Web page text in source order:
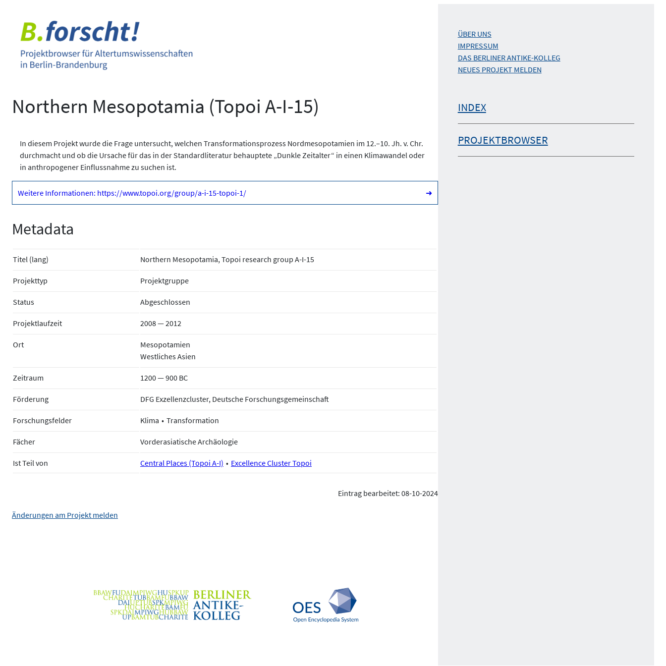
springen
Northern Mesopotamia (Topoi A-I-15)
In diesem Projekt wurde die Frage untersucht, welchen Transformationsprozess Nordmesopotamien im 12.–10. Jh. v. Chr.
durchmacht und ob die Ursache für das in der Standardliteratur behauptete „Dunkle Zeitalter“ in einen Klimawandel oder
in anthropogener Einflussnahme zu suchen ist.
Weitere Informationen: https://www.topoi.org/group/a-i-15-topoi-1/ ➜
Metadata
Titel (lang) Northern Mesopotamia, Topoi research group A-I-15
Projekttyp Projektgruppe
Status Abgeschlossen
Projektlaufzeit 2008 — 2012
Ort
Mesopotamien
Westliches Asien
Zeitraum 1200 — 900 BC
Förderung DFG Exzellenzcluster, Deutsche Forschungsgemeinschaft
Forschungsfelder Klima Transformation
Fächer Vorderasiatische Archäologie
Ist Teil von Central Places (Topoi A-I) Excellence Cluster Topoi
Eintrag bearbeitet: 08-10-2024
Änderungen am Projekt melden
ÜBER UNS
IMPRESSUM
DAS BERLINER ANTIKE-KOLLEG
NEUES PROJEKT MELDEN
INDEX
PROJEKTBROWSER